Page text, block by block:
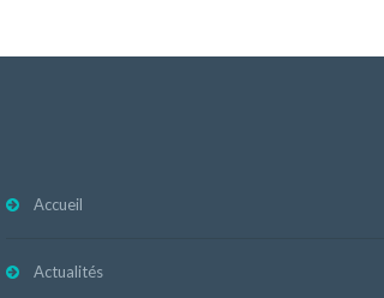
Accueil
Actualités